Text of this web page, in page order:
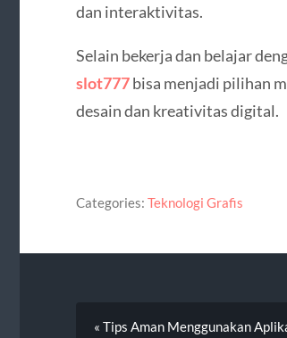
dan interaktivitas.
Selain bekerja dan belajar
slot777bisa menjadi pilihan
desain dan kreativitas digital.
Categories: Teknologi Grafis
« Tips Aman Menggunakan